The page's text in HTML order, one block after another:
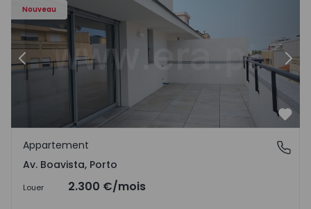
Nouveau
Précédent
Av. Boavista, Porto
Appartement
Av. Boavista, Porto
Louer 2.300 €/mois